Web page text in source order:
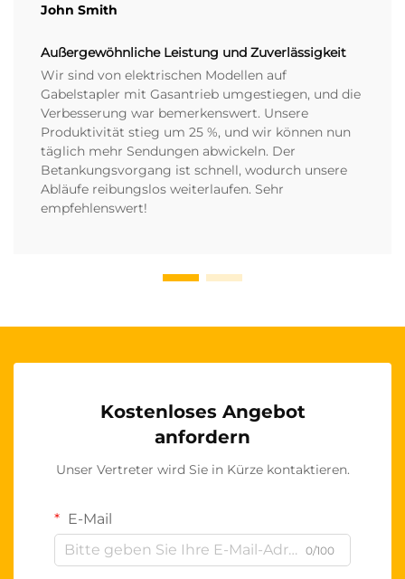
John Smith
Außergewöhnliche Leistung und Zuverlässigkeit
Wir sind von elektrischen Modellen auf
Gabelstapler mit Gasantrieb umgestiegen, und die
Verbesserung war bemerkenswert. Unsere
Produktivität stieg um 25 %, und wir können nun
täglich mehr Sendungen abwickeln. Der
Betankungsvorgang ist schnell, wodurch unsere
Abläufe reibungslos weiterlaufen. Sehr
empfehlenswert!
Kostenloses Angebot
anfordern
Unser Vertreter wird Sie in Kürze kontaktieren.
E-Mail
0/100